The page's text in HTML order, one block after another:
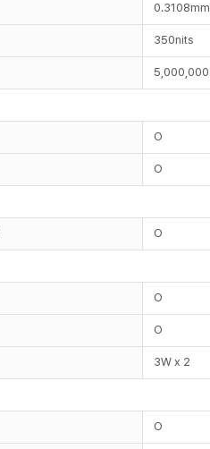
0.3108mm
350nits
O
O
O
O
O
3W x 2
O